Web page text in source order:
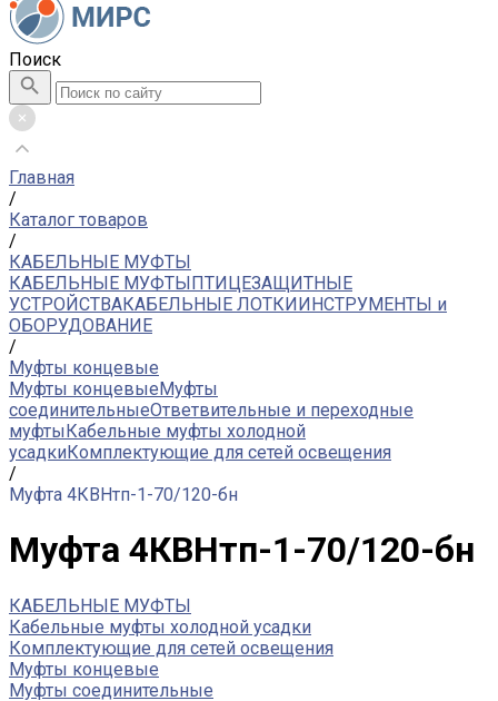
Поиск
Главная
/
Каталог товаров
/
КАБЕЛЬНЫЕ МУФТЫ
КАБЕЛЬНЫЕ МУФТЫПТИЦЕЗАЩИТНЫЕ
УСТРОЙСТВАКАБЕЛЬНЫЕ ЛОТКИИНСТРУМЕНТЫ и
ОБОРУДОВАНИЕ
/
Муфты концевые
Муфты концевыеМуфты
соединительныеОтветвительные и переходные
муфтыКабельные муфты холодной
усадкиКомплектующие для сетей освещения
/
Муфта 4КВНтп-1-70/120-бн
Муфта 4КВНтп-1-70/120-бн
КАБЕЛЬНЫЕ МУФТЫ
Кабельные муфты холодной усадки
Комплектующие для сетей освещения
Муфты концевые
Муфты соединительные